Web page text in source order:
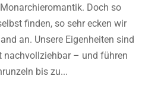
Doch so
finden, so sehr ecken wir
an. Unsere Eigenheiten sind
nachvollziehbar – und führen
bis zu...